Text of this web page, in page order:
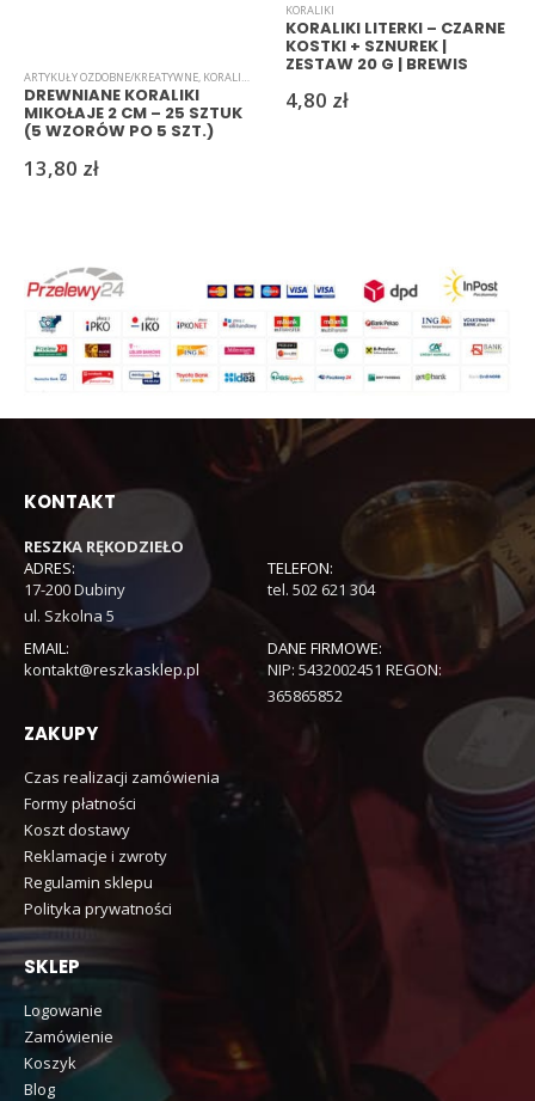
ARTYKUŁY OZDOBNE/KREATYWNE, KORALIKI
DREWNIANE KORALIKI
MIKOŁAJE 2 CM – 25 SZTUK
(5 WZORÓW PO 5 SZT.)
13,80 zł
KORALIKI
KORALIKI LITERKI – CZARNE
KOSTKI + SZNUREK |
ZESTAW 20 G | BREWIS
4,80 zł
KONTAKT
RESZKA RĘKODZIEŁO
ADRES:
17-200 Dubiny
ul. Szkolna 5
TELEFON:
tel. 502 621 304
EMAIL:
kontakt@reszkasklep.pl
DANE FIRMOWE:
NIP: 5432002451 REGON:
365865852
ZAKUPY
Czas realizacji zamówienia
Formy płatności
Koszt dostawy
Reklamacje i zwroty
Regulamin sklepu
Polityka prywatności
SKLEP
Logowanie
Zamówienie
Koszyk
Blog